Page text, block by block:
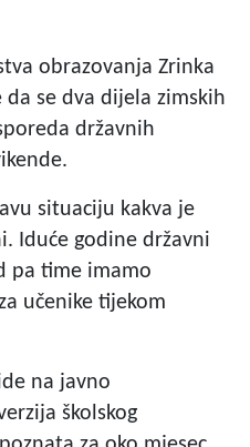
obrazovanja Zrinka
se dva dijela zimskih
državnih
situaciju kakva je
Iduće godine državni
pa time imamo
učenike tijekom
na javno
školskog